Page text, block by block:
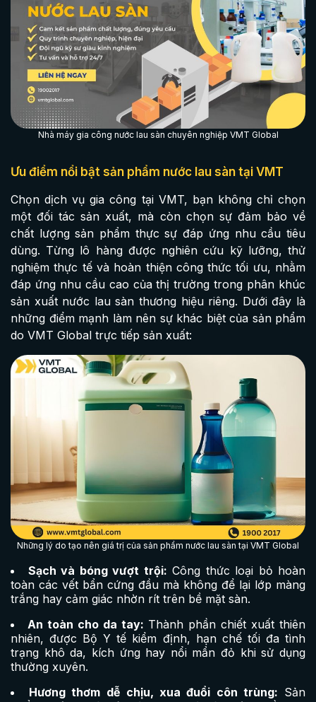
Nhà máy gia công nước lau sàn chuyên nghiệp VMT Global
Ưu điểm nổi bật sản phẩm nước lau sàn tại VMT
Chọn dịch vụ gia công tại VMT, bạn không chỉ chọn
một đối tác sản xuất, mà còn chọn sự đảm bảo về
chất lượng sản phẩm thực sự đáp ứng nhu cầu tiêu
dùng. Từng lô hàng được nghiên cứu kỹ lưỡng, thử
nghiệm thực tế và hoàn thiện công thức tối ưu, nhằm
đáp ứng nhu cầu cao của thị trường trong phân khúc
sản xuất nước lau sàn thương hiệu riêng. Dưới đây là
những điểm mạnh làm nên sự khác biệt của sản phẩm
do VMT Global trực tiếp sản xuất:
Những lý do tạo nên giá trị của sản phẩm nước lau sàn tại VMT Global
Sạch và bóng vượt trội: Công thức loại bỏ hoàn
toàn các vết bẩn cứng đầu mà không để lại lớp màng
trắng hay cảm giác nhờn rít trên bề mặt sàn.
An toàn cho da tay: Thành phần chiết xuất thiên
nhiên, được Bộ Y tế kiểm định, hạn chế tối đa tình
trạng khô da, kích ứng hay nổi mẩn đỏ khi sử dụng
thường xuyên.
Hương thơm dễ chịu, xua đuổi côn trùng: Sản